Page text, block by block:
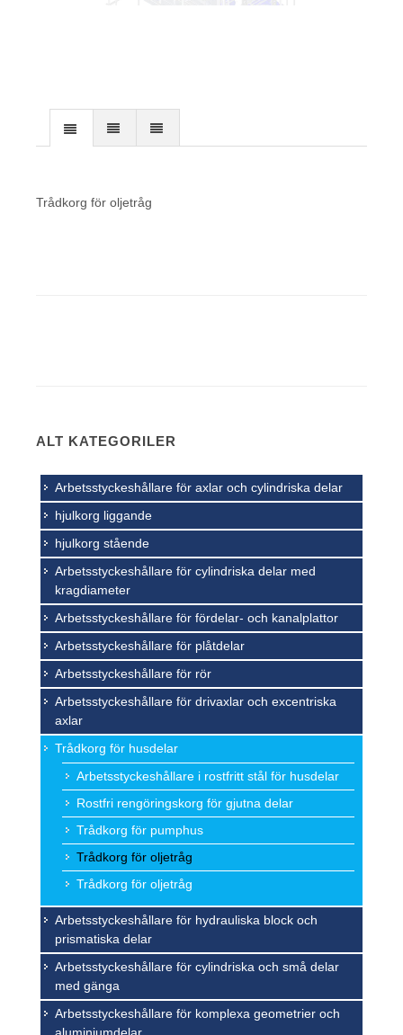
Trådkorg för oljetråg
ALT KATEGORILER
Arbetsstyckeshållare för axlar och cylindriska delar
hjulkorg liggande
hjulkorg stående
Arbetsstyckeshållare för cylindriska delar med
kragdiameter
Arbetsstyckeshållare för fördelar- och kanalplattor
Arbetsstyckeshållare för plåtdelar
Arbetsstyckeshållare för rör
Arbetsstyckeshållare för drivaxlar och excentriska
axlar
Trådkorg för husdelar
Arbetsstyckeshållare i rostfritt stål för husdelar
Rostfri rengöringskorg för gjutna delar
Trådkorg för pumphus
Trådkorg för oljetråg
Trådkorg för oljetråg
Arbetsstyckeshållare för hydrauliska block och
prismatiska delar
Arbetsstyckeshållare för cylindriska och små delar
med gänga
Arbetsstyckeshållare för komplexa geometrier och